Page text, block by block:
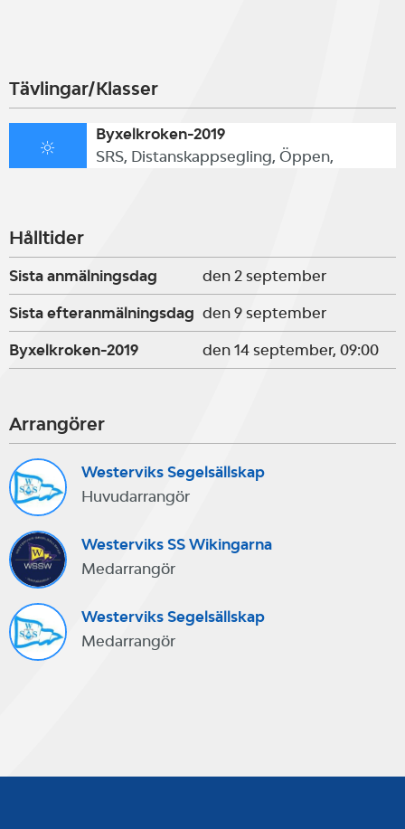
Tävlingar/Klasser
Byxelkroken-2019
SRS, Distanskappsegling, Öppen,
Hålltider
Sista anmälningsdag den 2 september
Sista efteranmälningsdag den 9 september
Byxelkroken-2019 den 14 september, 09:00
Arrangörer
Westerviks Segelsällskap
Huvudarrangör
Westerviks SS Wikingarna
Medarrangör
Westerviks Segelsällskap
Medarrangör